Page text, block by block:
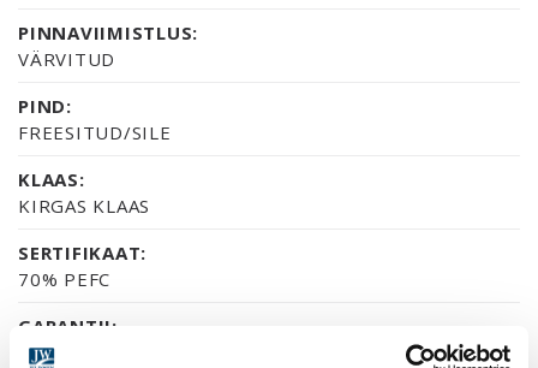
PINNAVIIMISTLUS:
VÄRVITUD
PIND:
FREESITUD/SILE
KLAAS:
KIRGAS KLAAS
SERTIFIKAAT:
70% PEFC
GARANTII:
2-AASTANE TOOTEGARANTII